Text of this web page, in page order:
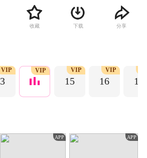
李兰迪 饰）帮盛景初解围，却被误会为他的女
，两人假戏真做，没想到却终成眷属。随后，
盛景初遭遇了比赛失利、被师父赶出道场等打
练棋艺，让更多的年轻人关注围棋，成为传承
国围棋精神的新生代力量。
收藏 下载 分享
VIP VIP
15
VIP
16
VIP
17
APP APP